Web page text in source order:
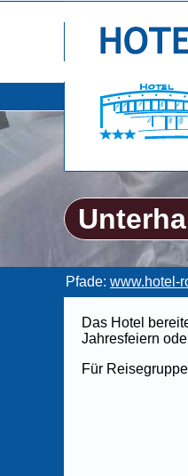
Pfade: www.hotel-
Das Hotel
Jahresfeiern
Für